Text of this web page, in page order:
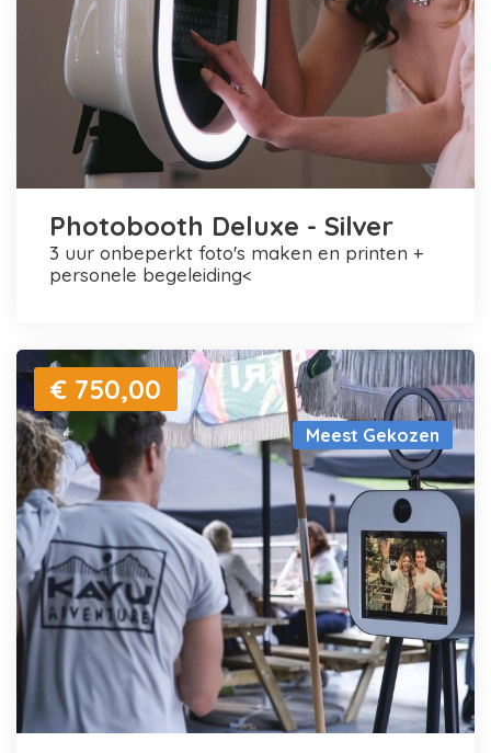
Photobooth Deluxe - Silver
3 uur onbeperkt foto's maken en printen +
personele begeleiding<
Meest Gekozen
€ 750,00